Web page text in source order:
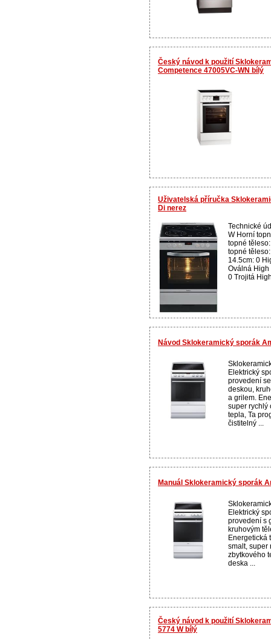
Český návod k použití
Competence 47005VC-WN bílý
Uživatelská příručka
Di nerez
Technické
W Horní
topné
topné
14.5cm: 0
Oválná High
0 Trojitá
Návod Sklokeramický sporák
Elektrický
provedení
deskou,
a grilem.
super rychlý
tepla, Ta
čistitelný ...
Manuál Sklokeramický sporák
Elektrický
provedení s
kruhovým
Energetická
smalt, super
zbytkového
deska ...
Český návod k použití
5774 W bílý